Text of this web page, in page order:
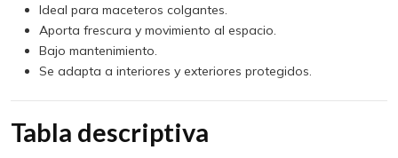
Ideal para maceteros colgantes.
Aporta frescura y movimiento al espacio.
Bajo mantenimiento.
Se adapta a interiores y exteriores protegidos.
Tabla descriptiva